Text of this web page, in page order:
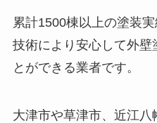
累計1500棟以上の塗装
技術により安心して外壁
とができる業者です。
大津市や草津市、近江八